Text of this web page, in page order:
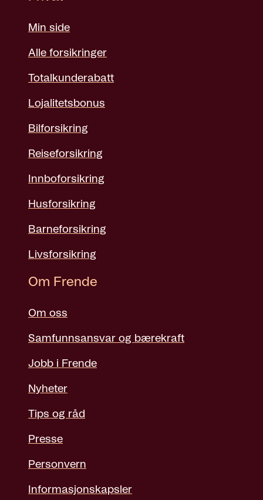
Min side
Alle forsikringer
Totalkunderabatt
Lojalitetsbonus
Bilforsikring
Reiseforsikring
Innboforsikring
Husforsikring
Barneforsikring
Livsforsikring
Om Frende
Om oss
Samfunnsansvar og bærekraft
Jobb i Frende
Nyheter
Tips og råd
Presse
Personvern
Informasjonskapsler